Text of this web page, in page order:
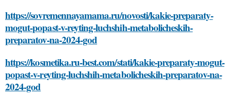
https://sovremennayamama.ru/novosti/kakie-preparaty-
mogut-popast-v-reyting-luchshih-metabolicheskih-
preparatov-na-2024-god
https://kosmetika.ru-best.com/stati/kakie-preparaty-mogut-
popast-v-reyting-luchshih-metabolicheskih-preparatov-na-
2024-god